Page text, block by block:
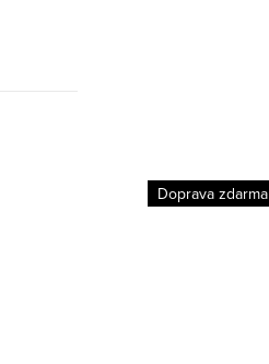
náhradné
Originálne
Doprava zdarma